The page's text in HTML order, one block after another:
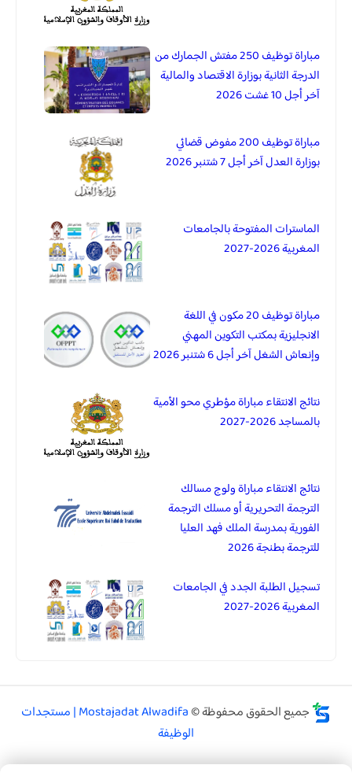
مباراة توظيف 250 مفتش الجمارك من
الدرجة الثانية بوزارة الاقتصاد والمالية
آخر أجل 10 غشت 2026
مباراة توظيف 200 مفوض قضائي
بوزارة العدل آخر أجل 7 شتنبر 2026
الماسترات المفتوحة بالجامعات
المغربية 2026-2027
مباراة توظيف 20 مكون في اللغة
الانجليزية بمكتب التكوين المهني
وإنعاش الشغل آخر أجل 6 شتنبر 2026
نتائج الانتقاء مباراة مؤطري محو الأمية
بالمساجد 2026-2027
نتائج الانتقاء مباراة ولوج مسالك
الترجمة التحريرية أو مسلك الترجمة
الفورية بمدرسة الملك فهد العليا
للترجمة بطنجة 2026
تسجيل الطلبة الجدد في الجامعات
المغربية 2026-2027
جميع الحقوق محفوظة ©
Mostajadat Alwadifa | مستجدات
الوظيفة